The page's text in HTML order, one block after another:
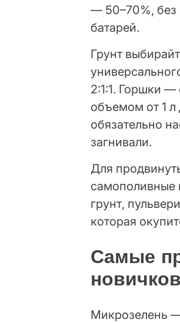
— 50–70%, без
батарей.
Грунт
2:1:1. Горшки
объемом от 1 л
обязательно
загнивали.
Для
самополивные
грунт,
которая
Самые
Микрозелень